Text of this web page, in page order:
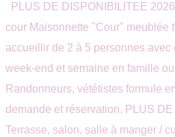
PLUS DE DISPONIBILITEE
cour Maisonnette "Cour" meublée
accueillir de 2 à 5 personnes avec
week-end et semaine en famille
Randonneurs, vététistes formule
demande et réservation. PLUS
Terrasse, salon, salle à manger /